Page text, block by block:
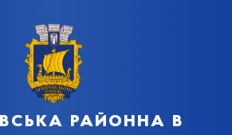
районна в